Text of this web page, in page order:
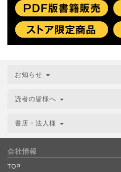
お知らせ
読者の皆様へ
書店・法人様
会社情報
TOP